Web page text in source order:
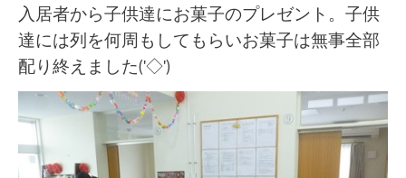
入居者から子供達にお菓子のプレゼント。子供
達には列を何周もしてもらいお菓子は無事全部
配り終えました('◇')ゞ